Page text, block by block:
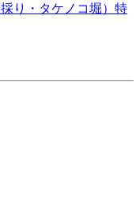
り・タケノコ堀）特